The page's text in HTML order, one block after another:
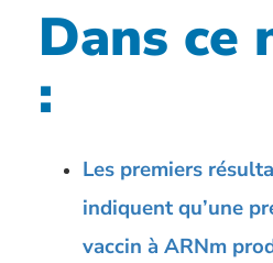
Dans ce
:
Les premiers
indiquent qu’une
vaccin à ARNm